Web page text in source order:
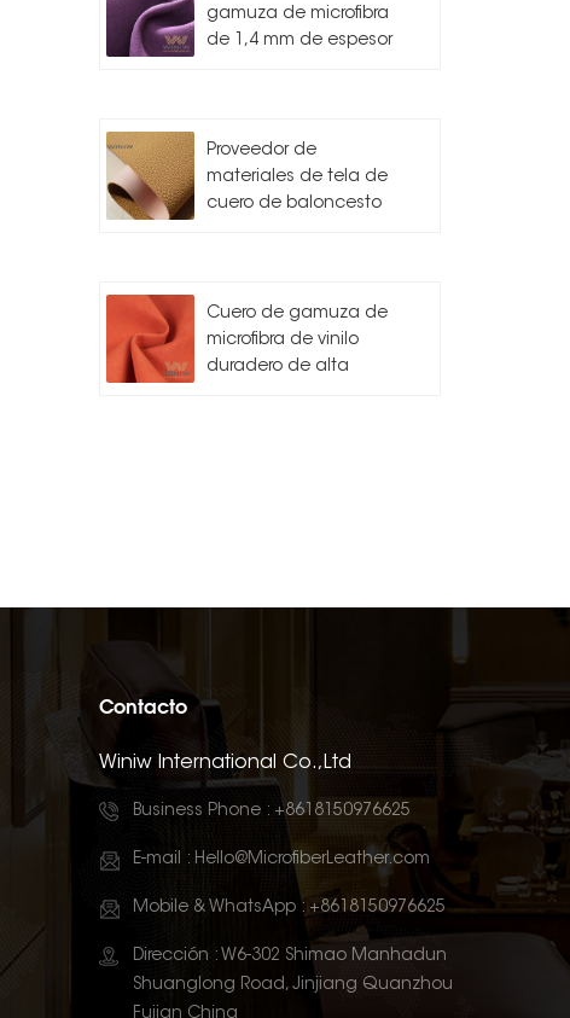
gamuza de microfibra
de 1,4 mm de espesor
Proveedor de
materiales de tela de
cuero de baloncesto
Cuero de gamuza de
microfibra de vinilo
duradero de alta
Contacto
Winiw International Co.,Ltd
Business Phone : +8618150976625
E-mail : Hello@MicrofiberLeather.com
Mobile & WhatsApp : +8618150976625
Dirección : W6-302 Shimao Manhadun
Shuanglong Road, Jinjiang Quanzhou
Fujian China